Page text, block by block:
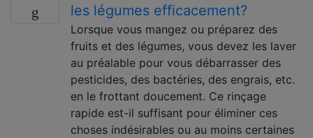
les légumes efficacement?
Lorsque vous mangez ou préparez des
fruits et des légumes, vous devez les laver
au préalable pour vous débarrasser des
pesticides, des bactéries, des engrais, etc.
en le frottant doucement. Ce rinçage
rapide est-il suffisant pour éliminer ces
choses indésirables ou au moins certaines